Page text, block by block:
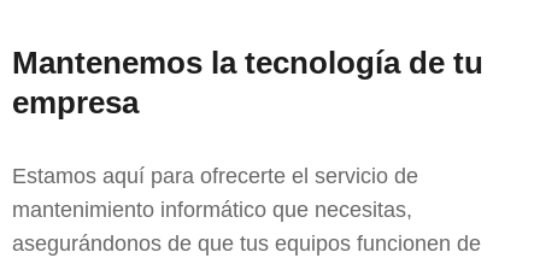
Mantenemos la tecnología de tu
empresa
Estamos aquí para ofrecerte el servicio de
mantenimiento informático que necesitas,
asegurándonos de que tus equipos funcionen de